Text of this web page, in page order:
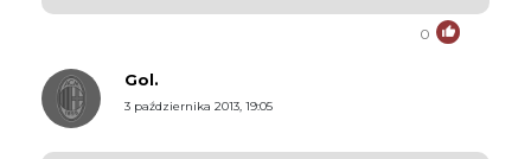
0
Gol.
3 października 2013, 19:05